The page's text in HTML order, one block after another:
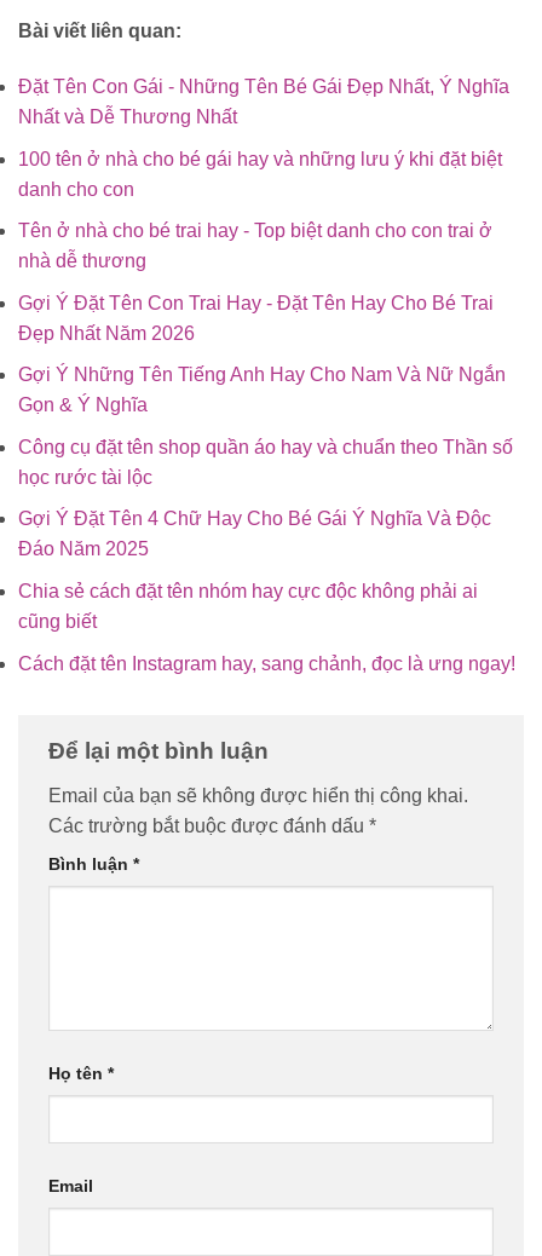
Bài viết liên quan:
Đặt Tên Con Gái - Những Tên Bé Gái Đẹp Nhất, Ý Nghĩa
Nhất và Dễ Thương Nhất
100 tên ở nhà cho bé gái hay và những lưu ý khi đặt biệt
danh cho con
Tên ở nhà cho bé trai hay - Top biệt danh cho con trai ở
nhà dễ thương
Gợi Ý Đặt Tên Con Trai Hay - Đặt Tên Hay Cho Bé Trai
Đẹp Nhất Năm 2026
Gợi Ý Những Tên Tiếng Anh Hay Cho Nam Và Nữ Ngắn
Gọn & Ý Nghĩa
Công cụ đặt tên shop quần áo hay và chuẩn theo Thần số
học rước tài lộc
Gợi Ý Đặt Tên 4 Chữ Hay Cho Bé Gái Ý Nghĩa Và Độc
Đáo Năm 2025
Chia sẻ cách đặt tên nhóm hay cực độc không phải ai
cũng biết
Cách đặt tên Instagram hay, sang chảnh, đọc là ưng ngay!
Để lại một bình luận
Email của bạn sẽ không được hiển thị công khai.
Các trường bắt buộc được đánh dấu *
Bình luận *
Họ tên *
Email